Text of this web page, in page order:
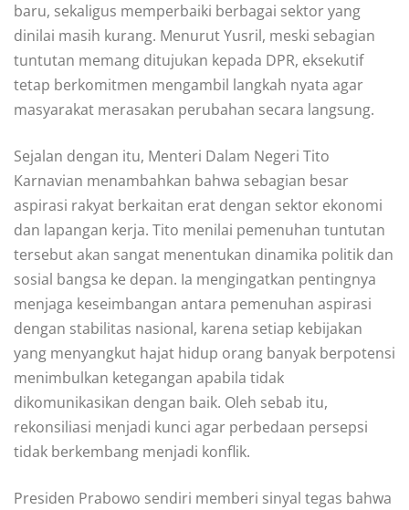
baru, sekaligus memperbaiki berbagai sektor yang
dinilai masih kurang. Menurut Yusril, meski sebagian
tuntutan memang ditujukan kepada DPR, eksekutif
tetap berkomitmen mengambil langkah nyata agar
masyarakat merasakan perubahan secara langsung.
Sejalan dengan itu, Menteri Dalam Negeri Tito
Karnavian menambahkan bahwa sebagian besar
aspirasi rakyat berkaitan erat dengan sektor ekonomi
dan lapangan kerja. Tito menilai pemenuhan tuntutan
tersebut akan sangat menentukan dinamika politik dan
sosial bangsa ke depan. Ia mengingatkan pentingnya
menjaga keseimbangan antara pemenuhan aspirasi
dengan stabilitas nasional, karena setiap kebijakan
yang menyangkut hajat hidup orang banyak berpotensi
menimbulkan ketegangan apabila tidak
dikomunikasikan dengan baik. Oleh sebab itu,
rekonsiliasi menjadi kunci agar perbedaan persepsi
tidak berkembang menjadi konflik.
Presiden Prabowo sendiri memberi sinyal tegas bahwa